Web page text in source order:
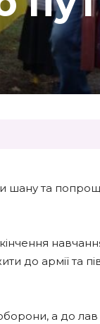
шану та
до армії та
а до